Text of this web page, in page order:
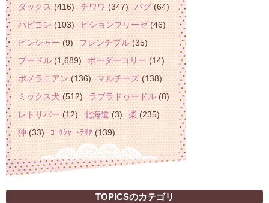
ダックス(416) チワワ(347) パグ(64)
パピヨン(103) ビションフリーゼ(46)
ピンシャー(9) フレンチブル(35)
プードル(1,689) ボーダーコリー(14)
ポメラニアン(136) マルチーズ(138)
ミックス犬(512) ラブラドゥードル(8)
レトリバー(12) 北海道(3) 柴(235)
狆(33) ﾖｰｸｼｬｰ･ﾃﾘｱ(139)
TOPICSのカテゴリ